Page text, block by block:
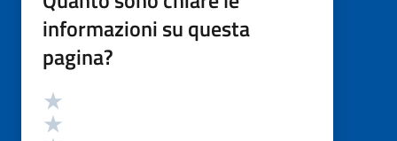
informazioni su questa
pagina?
Valutazione